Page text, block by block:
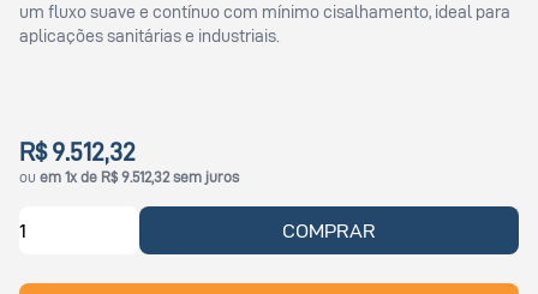
um fluxo suave e contínuo com mínimo cisalhamento, ideal para
aplicações sanitárias e industriais.
R$ 9.512,32
ou em 1x de R$ 9.512,32 sem juros
COMPRAR